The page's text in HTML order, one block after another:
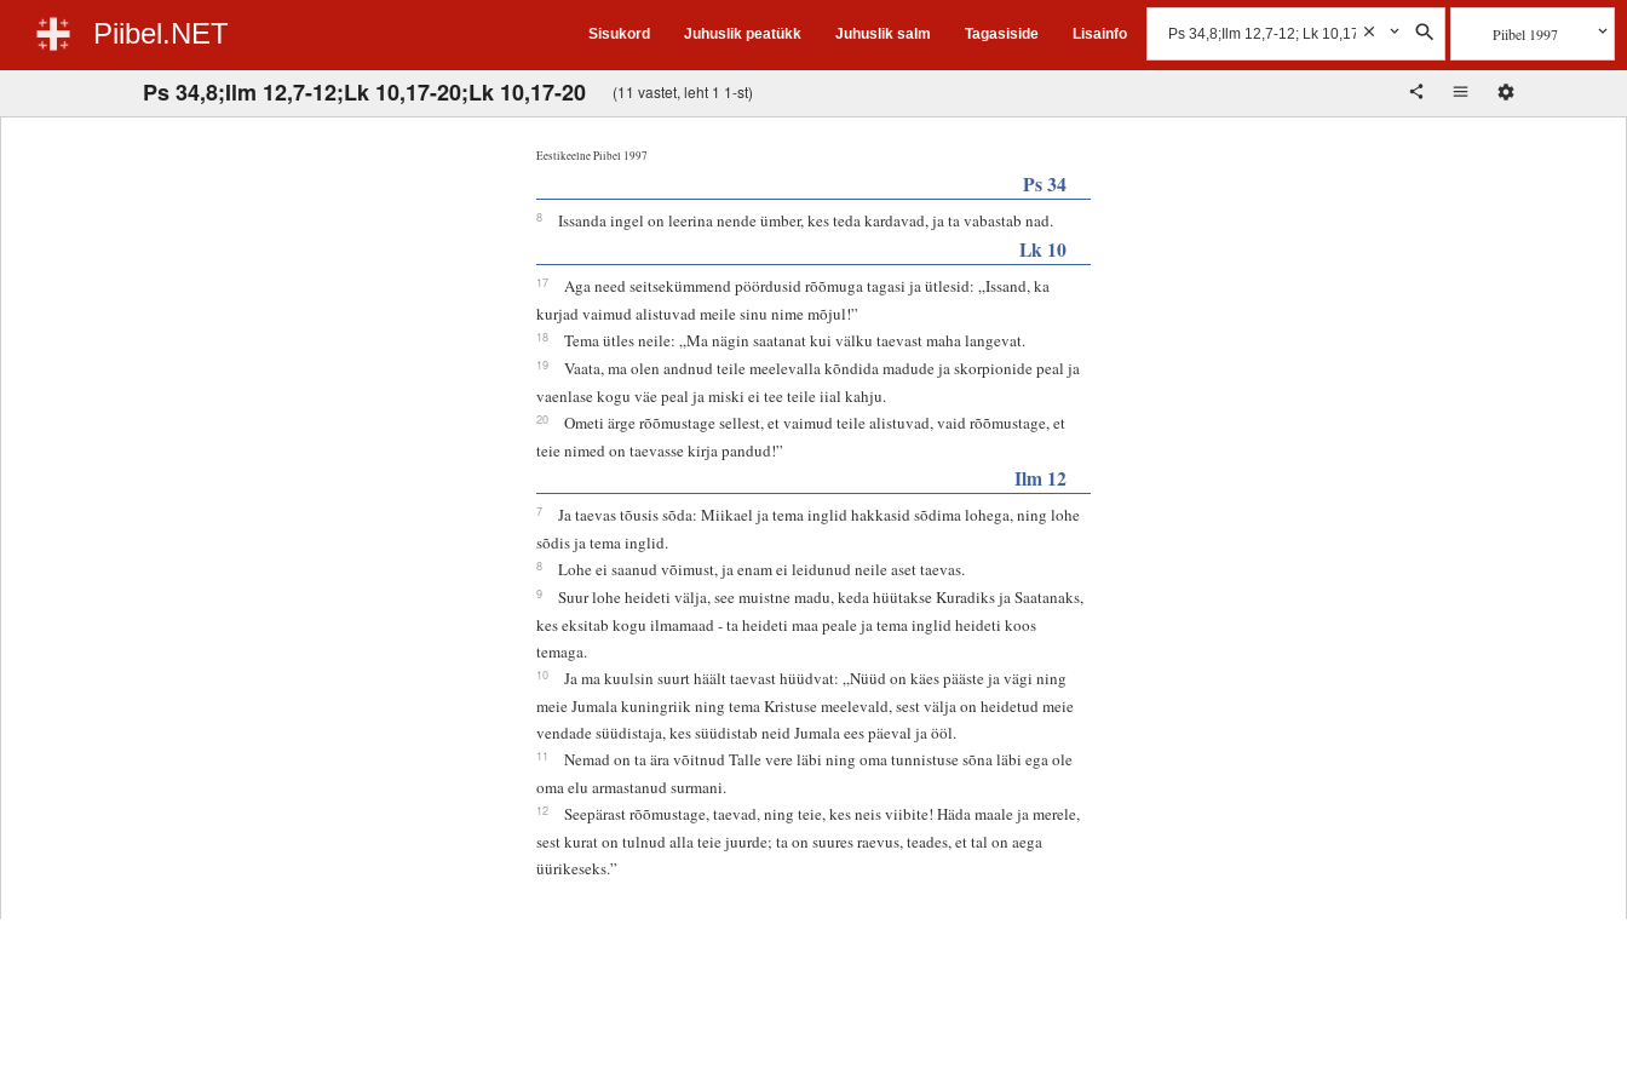
Piibel.NET Sisukord Juhuslik peatükk Juhuslik salm Tagasiside Lisainfo Piibel 1997
Ps 34,8;Ilm 12,7-12;Lk 10,17-20;Lk 10,17-20 (11 vastet, leht 1 1-st)
Eestikeelne Piibel 1997
Ps 34
8 Issanda ingel on leerina nende ümber, kes teda kardavad, ja ta vabastab nad.
Lk 10
17
Aga need seitsekümmend pöördusid rõõmuga tagasi ja ütlesid: „Issand, ka
kurjad vaimud alistuvad meile sinu nime mõjul!”
18 Tema ütles neile: „Ma nägin saatanat kui välku taevast maha langevat.
19
Vaata, ma olen andnud teile meelevalla kõndida madude ja skorpionide peal ja
vaenlase kogu väe peal ja miski ei tee teile iial kahju.
20
Ometi ärge rõõmustage sellest, et vaimud teile alistuvad, vaid rõõmustage, et
teie nimed on taevasse kirja pandud!”
Ilm 12
7
Ja taevas tõusis sõda: Miikael ja tema inglid hakkasid sõdima lohega, ning lohe
sõdis ja tema inglid.
8 Lohe ei saanud võimust, ja enam ei leidunud neile aset taevas.
9
Suur lohe heideti välja, see muistne madu, keda hüütakse Kuradiks ja Saatanaks,
kes eksitab kogu ilmamaad - ta heideti maa peale ja tema inglid heideti koos
temaga.
10
Ja ma kuulsin suurt häält taevast hüüdvat: „Nüüd on käes pääste ja vägi ning
meie Jumala kuningriik ning tema Kristuse meelevald, sest välja on heidetud meie
vendade süüdistaja, kes süüdistab neid Jumala ees päeval ja ööl.
11
Nemad on ta ära võitnud Talle vere läbi ning oma tunnistuse sõna läbi ega ole
oma elu armastanud surmani.
12
Seepärast rõõmustage, taevad, ning teie, kes neis viibite! Häda maale ja merele,
sest kurat on tulnud alla teie juurde; ta on suures raevus, teades, et tal on aega
üürikeseks.”